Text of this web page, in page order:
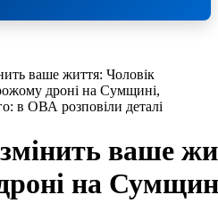
ваше життя: Чоловік
дроні на Сумщині,
в ОВА розповіли деталі
ваше
на